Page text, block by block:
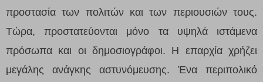
προστασία των πολιτών και των περιουσιών τους.
Τώρα, προστατεύονται μόνο τα υψηλά ιστάμενα
πρόσωπα και οι δημοσιογράφοι. Η επαρχία χρήζει
μεγάλης ανάγκης αστυνόμευσης. Ένα περιπολικό